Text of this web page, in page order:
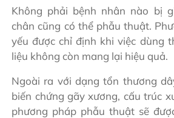
Không phải bệnh nhân nào bị
chân cũng có thể phẫu thuật.
yếu được chỉ định khi việc dùng
liệu không còn mang lại hiệu quả.
Ngoài ra với dạng tổn thương
biến chứng gãy xương, cấu trúc
phương pháp phẫu thuật sẽ